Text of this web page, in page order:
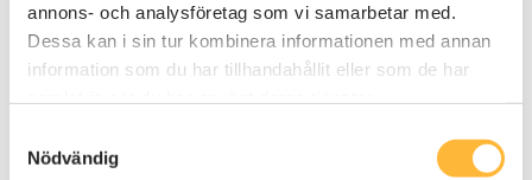
annons- och analysföretag som vi samarbetar med.
Dessa kan i sin tur kombinera informationen med annan
information som du har tillhandahållit eller som de har
Nödvändig
Utmaningar med policyer och hur du undviker
dem
Stegen för att skapa en policy som engagerar
Byggstenar för en effektiv policy